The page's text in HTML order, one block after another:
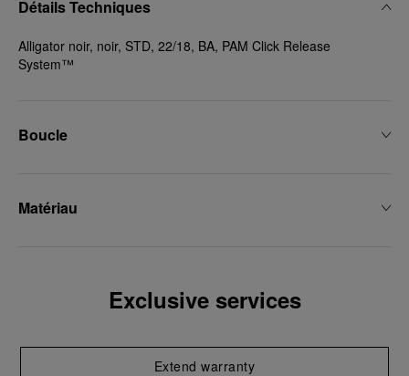
Détails Techniques
Alligator noir, noir, STD, 22/18, BA, PAM Click Release
System™
Boucle
Matériau
Exclusive services
Extend warranty